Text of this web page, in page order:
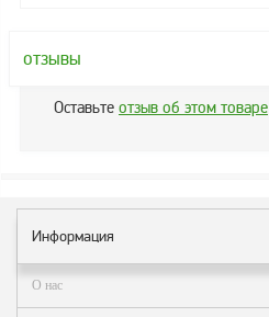
МИНИ АЗС
ОБОРУДОВАНИЕ
О
компании
Услуги
Новости
отзывы
Оставьте отзыв об этом товаре
Информация
О нас